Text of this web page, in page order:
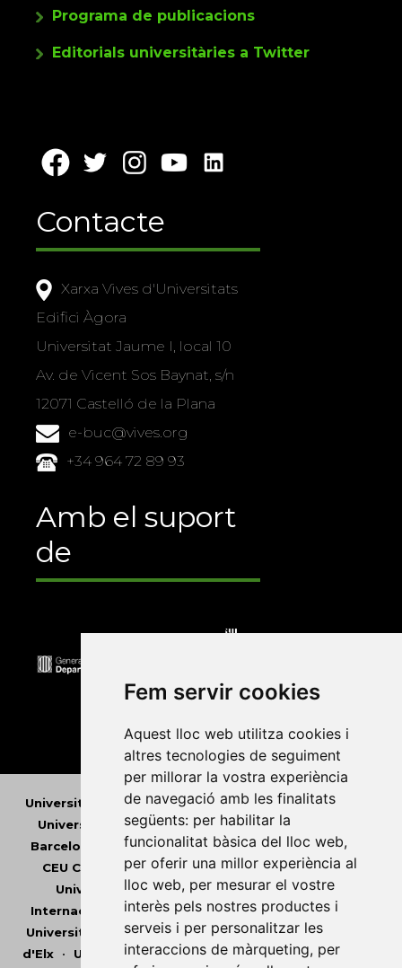
Fem servir cookies
Aquest lloc web utilitza cookies i
altres tecnologies de seguiment
per millorar la vostra experiència
de navegació amb les finalitats
següents: per habilitar la
funcionalitat bàsica del lloc web,
per oferir una millor experiència al
lloc web, per mesurar el vostre
interès pels nostres productes i
serveis i per personalitzar les
interaccions de màrqueting, per
Programa de publicacions
Editorials universitàries a Twitter
Contacte
Xarxa Vives d'Universitats
Edifici Àgora
Universitat Jaume I, local 10
Av. de Vicent Sos Baynat, s/n
12071 Castelló de la Plana
e-buc@vives.org
+34 964 72 89 93
Amb el suport
de
Universitat Abat Oliba CEU•Universitat d'Alacant
Universitat d'Andorra•Universitat Autònoma de
Barcelona
Universitat de Barcelona•Universitat
CEU Cardenal Herrera•Universitat de Girona •
Universitat de les Illes Balears• Universitat
Internacional de Catalunya•Universitat Jaume I
Universitat de Lleida• Universitat Miguel Hernández
d'Elx• Universitat Oberta de Catalunya•Universitat